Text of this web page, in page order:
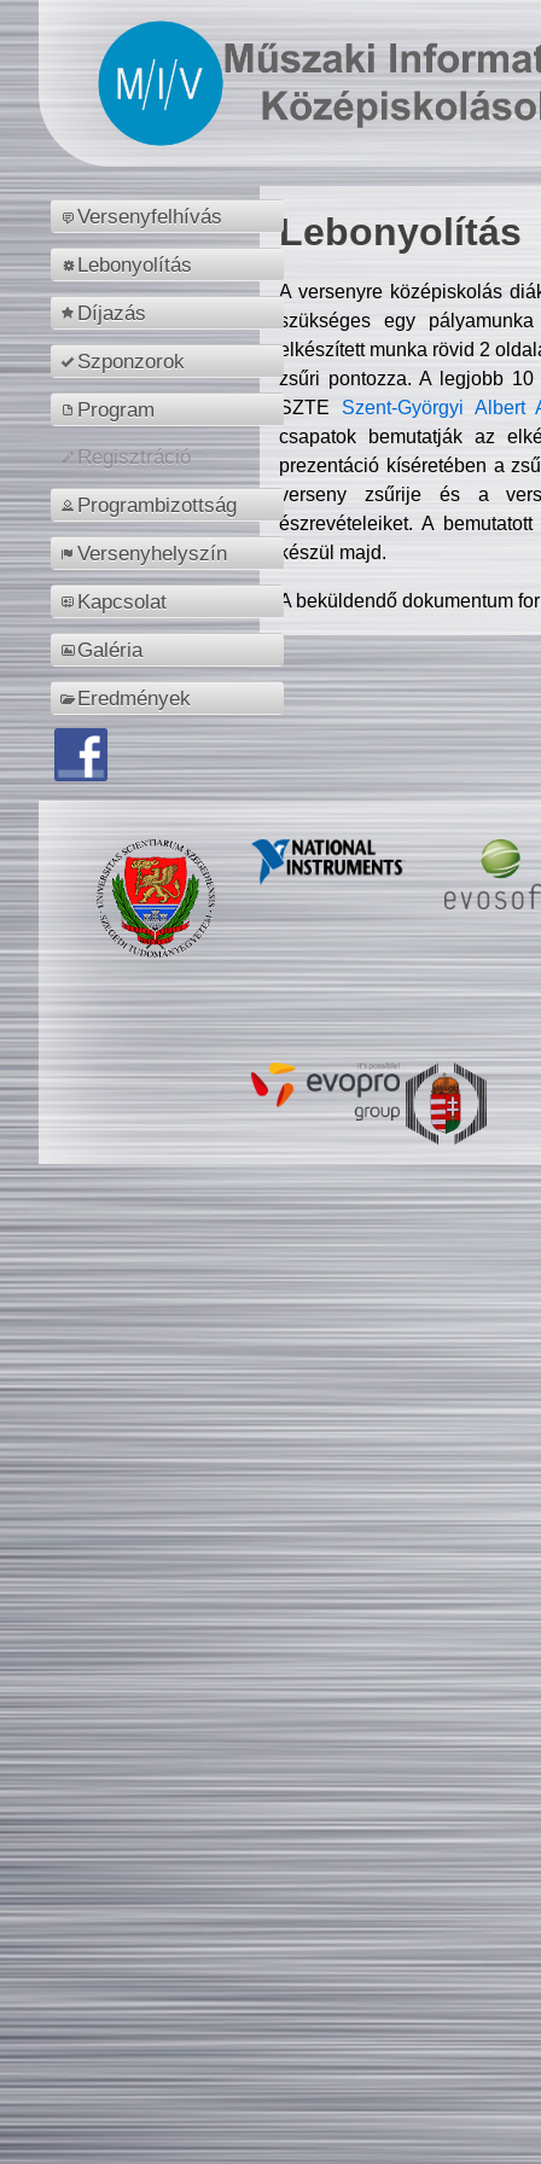
Versenyfelhívás
Lebonyolítás
Díjazás
Szponzorok
Program
Regisztráció
Programbizottság
Versenyhelyszín
Kapcsolat
Galéria
Eredmények
Lebonyolítás
A versenyre középiskolás
szükséges egy
elkészített munka rövid 2
zsűri pontozza. A legjobb
SZTE Szent-Györgyi Albert
csapatok bemutatják az
prezentáció kíséretében a
verseny zsűrije és a
észrevételeiket. A
készül majd.
A beküldendő dokumentum